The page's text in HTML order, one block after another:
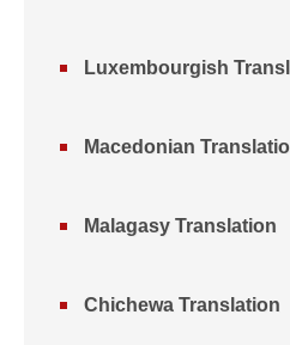
Luxembourgish
Macedonian
Malagasy Translation
Chichewa Translation